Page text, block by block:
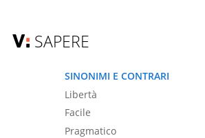
SAPERE
SINONIMI E CONTRARI
Libertà
Facile
Pragmatico